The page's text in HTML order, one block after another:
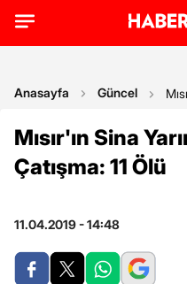
Anasayfa Güncel
Mısır'ın Sina
Çatışma: 11 Ölü
11.04.2019 - 14:48